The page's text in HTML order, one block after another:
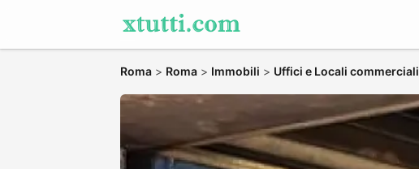
Roma > Roma > Immobili > Uffici e Locali commerciali